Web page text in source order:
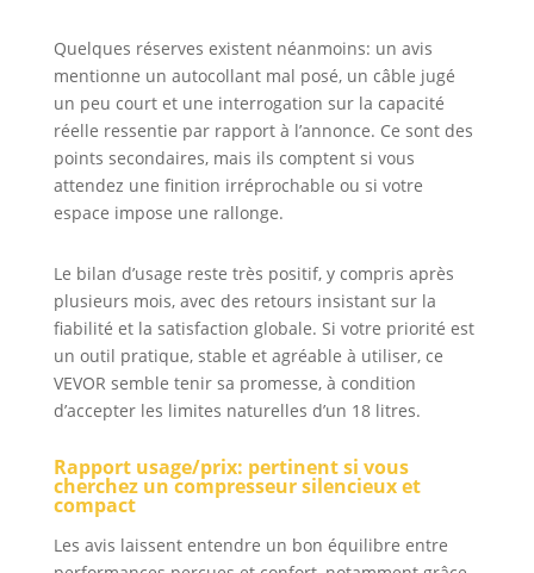
ou de stockage est
trop élevée, le
compresseur
s'arrête
automatiquement
ou offre une
la surpression.
Quelques réserves existent néanmoins: un avis
mentionne un autocollant mal posé, un câble jugé
un peu court et une interrogation sur la capacité
réelle ressentie par rapport à l’annonce. Ce sont des
points secondaires, mais ils comptent si vous
attendez une finition irréprochable ou si votre
espace impose une rallonge.
Le bilan d’usage reste très positif, y compris après
plusieurs mois, avec des retours insistant sur la
fiabilité et la satisfaction globale. Si votre priorité est
un outil pratique, stable et agréable à utiliser, ce
VEVOR semble tenir sa promesse, à condition
d’accepter les limites naturelles d’un 18 litres.
Rapport usage/prix: pertinent si vous
cherchez un compresseur silencieux et
compact
Les avis laissent entendre un bon équilibre entre